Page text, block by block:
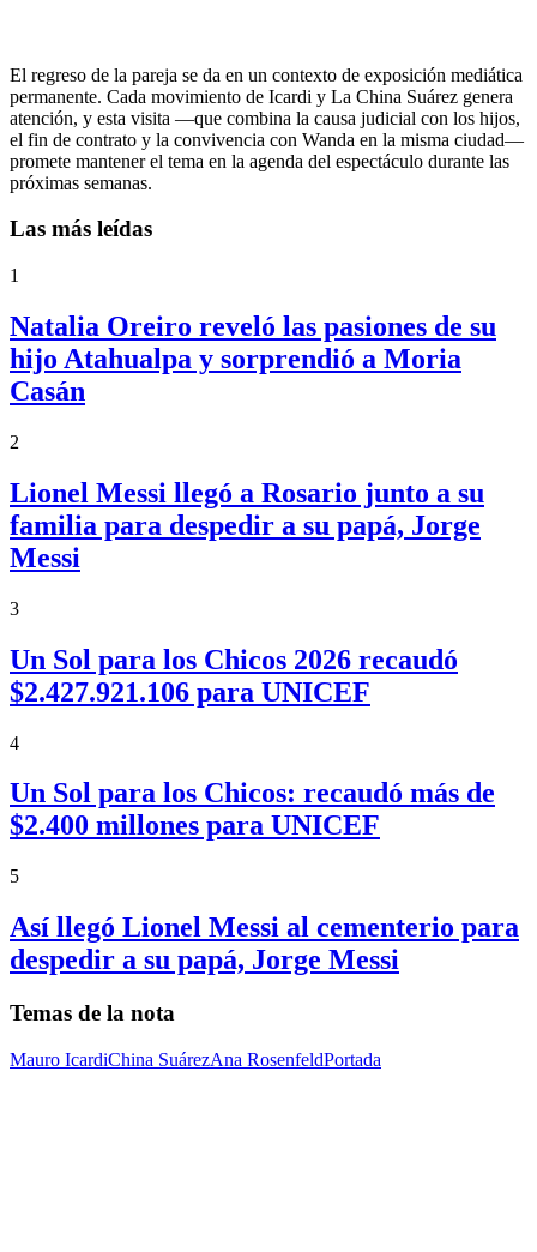
El regreso de la pareja se da en un contexto de exposición mediática
permanente. Cada movimiento de Icardi y La China Suárez genera
atención, y esta visita —que combina la causa judicial con los hijos,
el fin de contrato y la convivencia con Wanda en la misma ciudad—
promete mantener el tema en la agenda del espectáculo durante las
próximas semanas.
Las más leídas
1
Natalia Oreiro reveló las pasiones de su
hijo Atahualpa y sorprendió a Moria
Casán
2
Lionel Messi llegó a Rosario junto a su
familia para despedir a su papá, Jorge
Messi
3
Un Sol para los Chicos 2026 recaudó
$2.427.921.106 para UNICEF
4
Un Sol para los Chicos: recaudó más de
$2.400 millones para UNICEF
5
Así llegó Lionel Messi al cementerio para
despedir a su papá, Jorge Messi
Temas de la nota
Mauro IcardiChina SuárezAna RosenfeldPortada